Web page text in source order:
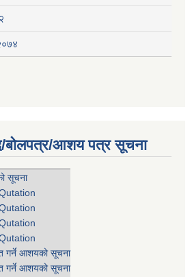
बोलपत्र/आशय पत्र सूचना
सूचना
गर्ने आशयको सूचना
गर्ने आशयको सूचना